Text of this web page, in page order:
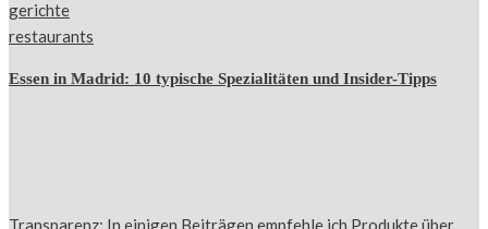
Essen in Madrid: 10 typische Spezialitäten und Insider-Tipps
Transparenz: In einigen Beiträgen empfehle ich Produkte über